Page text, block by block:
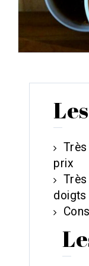
prix
doigts